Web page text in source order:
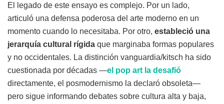
El legado de este ensayo es complejo. Por un lado,
articuló una defensa poderosa del arte moderno en un
momento cuando lo necesitaba. Por otro, estableció una
jerarquía cultural rígida que marginaba formas populares
y no occidentales. La distinción vanguardia/kitsch ha sido
cuestionada por décadas —el pop art la desafió
directamente, el posmodernismo la declaró obsoleta—
pero sigue informando debates sobre cultura alta y baja,